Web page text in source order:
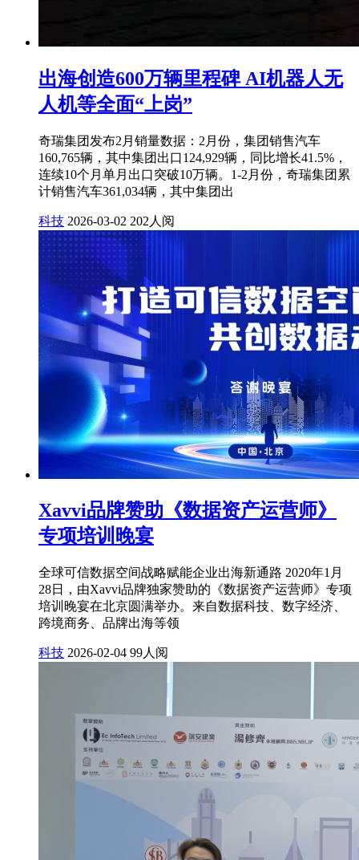
出海创造600万辆里程碑 AI机器人无
人机等全面“上岗”
奇瑞集团发布2月销量数据：2月份，集团销售汽车
160,765辆，其中集团出口124,929辆，同比增长41.5%，
连续10个月单月出口突破10万辆。1-2月份，奇瑞集团累
计销售汽车361,034辆，其中集团出
科技 2026-03-02 202人阅
Xavvi品牌赞助《数据资产运营师》
专项培训晚宴
全球可信数据空间战略赋能企业出海新通路 2020年1月
28日，由Xavvi品牌独家赞助的《数据资产运营师》专项
培训晚宴在北京圆满举办。来自数据科技、数字经济、
跨境商务、品牌出海等领
科技 2026-02-04 99人阅